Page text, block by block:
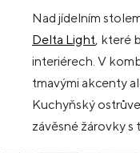
Nad jídelním
Delta Light, které
interiérech. V
tmavými akcenty
Kuchyňský
závěsné žárovky s